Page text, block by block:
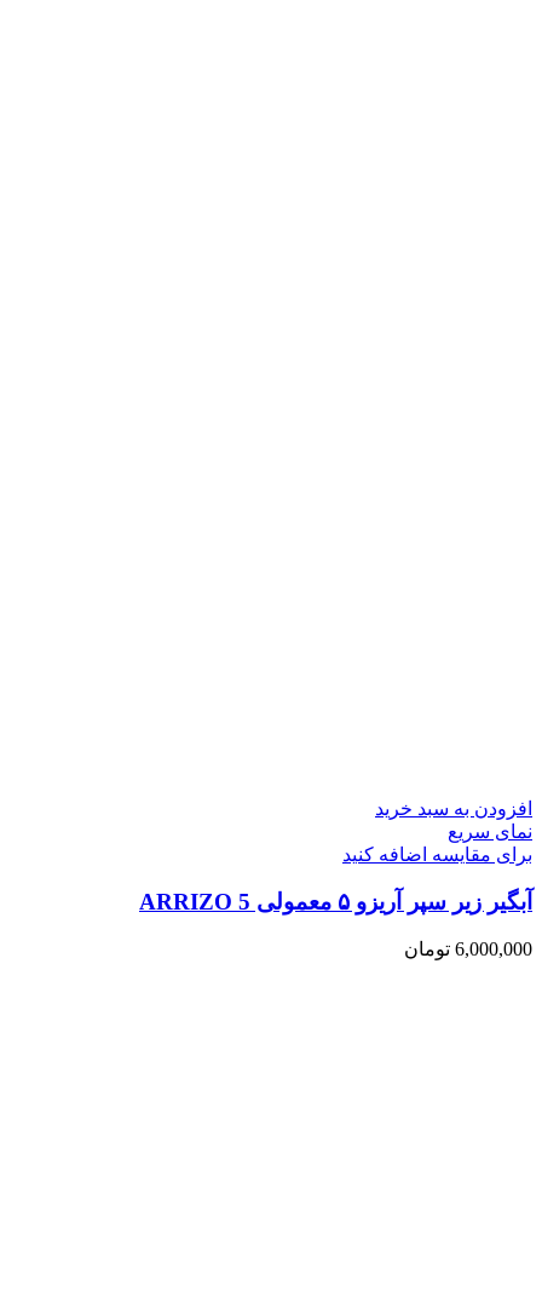
افزودن به سبد خرید
نمای سریع
برای مقایسه اضافه کنید
آبگیر زیر سپر آریزو ۵ معمولی ARRIZO 5
6,000,000 تومان